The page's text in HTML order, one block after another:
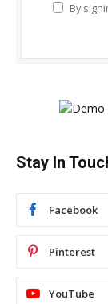
By
Stay In
Facebook
Pinterest
YouTube